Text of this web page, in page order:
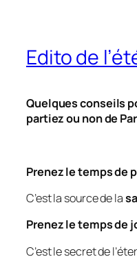
Edito de
Quelques conseils
partiez ou non de
Prenez le temps de
C’est la source de la
Prenez le temps de
C’est le secret de